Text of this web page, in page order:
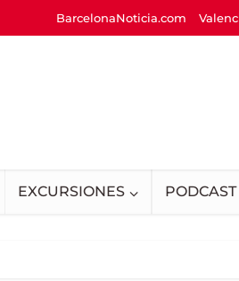
BarcelonaNoticia.com
EXCURSIONES PODCAST